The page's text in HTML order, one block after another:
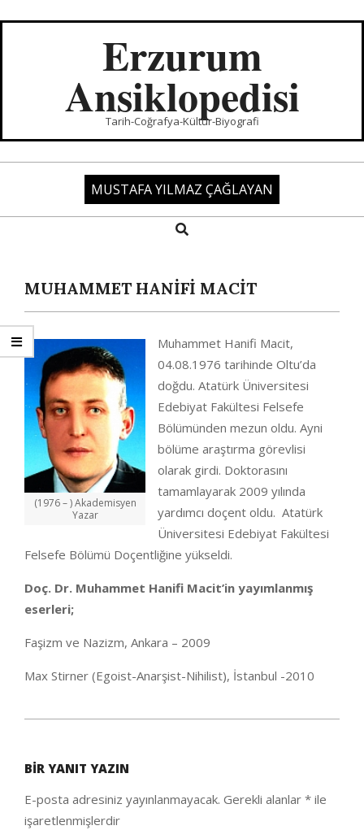
Erzurum
Ansiklopedisi
Tarih-Coğrafya-Kültür-Biyografi
MUSTAFA YILMAZ ÇAĞLAYAN
Search
MUHAMMET HANİFİ MACİT
(1976 – ) Akademisyen
Yazar
Muhammet Hanifi Macit,
04.08.1976 tarihinde Oltu’da
doğdu. Atatürk Üniversitesi
Edebiyat Fakültesi Felsefe
Bölümünden mezun oldu. Ayni
bölüme araştırma görevlisi
olarak girdi. Doktorasını
tamamlayarak 2009 yılında
yardımcı doçent oldu. Atatürk
Üniversitesi Edebiyat Fakültesi
Felsefe Bölümü Doçentliğine yükseldi.
Doç. Dr. Muhammet Hanifi Macit’in yayımlanmış
eserleri;
Faşizm ve Nazizm, Ankara – 2009
Max Stirner (Egoist-Anarşist-Nihilist), İstanbul -2010
25
BIR YANIT YAZIN
E-posta adresiniz yayınlanmayacak. Gerekli alanlar * ile
işaretlenmişlerdir